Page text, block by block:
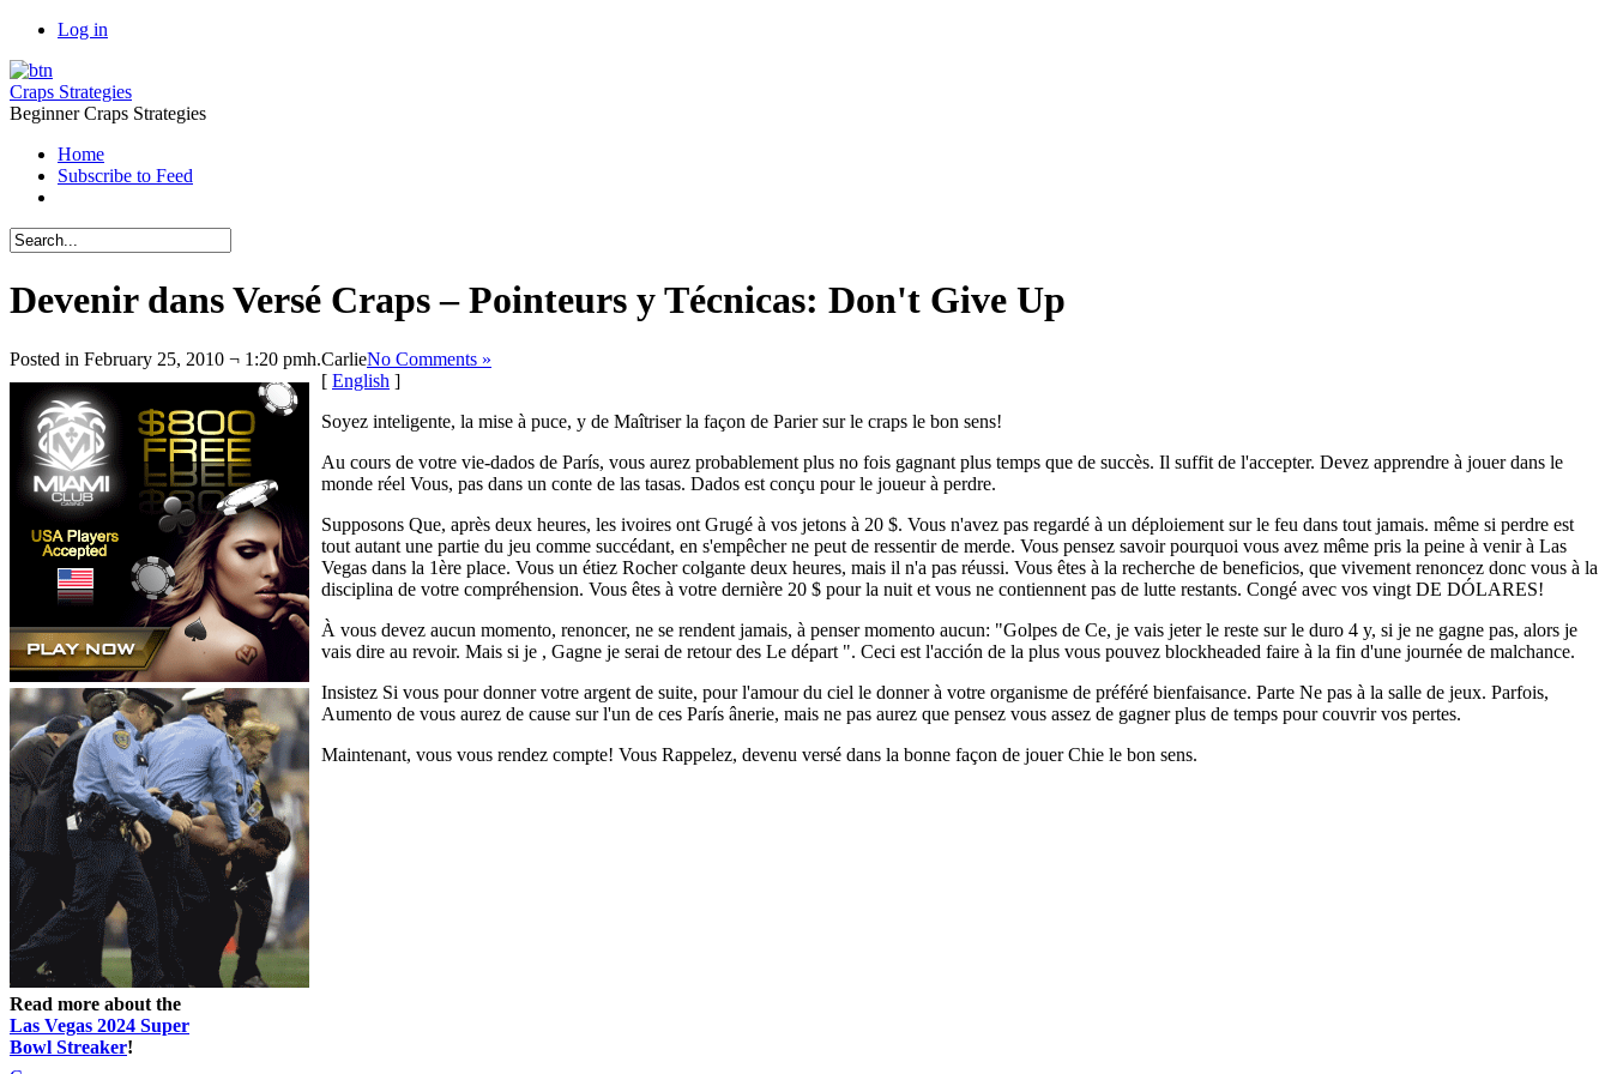
Log in
Craps Strategies
Beginner Craps Strategies
Home
Subscribe to Feed
Devenir dans Versé Craps – Pointeurs y Técnicas: Don't Give Up
Posted in February 25, 2010 ¬ 1:20 pmh.CarlieNo Comments »
Read more about the
Las Vegas 2024 Super
Bowl Streaker!
[ English ]
Soyez inteligente, la mise à puce, y de Maîtriser la façon de Parier sur le craps le bon sens!
Au cours de votre vie-dados de París, vous aurez probablement plus no fois gagnant plus temps que de succès. Il suffit de l'accepter. Devez apprendre à jouer dans le
monde réel Vous, pas dans un conte de las tasas. Dados est conçu pour le joueur à perdre.
Supposons Que, après deux heures, les ivoires ont Grugé à vos jetons à 20 $. Vous n'avez pas regardé à un déploiement sur le feu dans tout jamais. même si perdre est
tout autant une partie du jeu comme succédant, en s'empêcher ne peut de ressentir de merde. Vous pensez savoir pourquoi vous avez même pris la peine à venir à Las
Vegas dans la 1ère place. Vous un étiez Rocher colgante deux heures, mais il n'a pas réussi. Vous êtes à la recherche de beneficios, que vivement renoncez donc vous à la
disciplina de votre compréhension. Vous êtes à votre dernière 20 $ pour la nuit et vous ne contiennent pas de lutte restants. Congé avec vos vingt DE DÓLARES!
À vous devez aucun momento, renoncer, ne se rendent jamais, à penser momento aucun: "Golpes de Ce, je vais jeter le reste sur le duro 4 y, si je ne gagne pas, alors je
vais dire au revoir. Mais si je , Gagne je serai de retour des Le départ ". Ceci est l'acción de la plus vous pouvez blockheaded faire à la fin d'une journée de malchance.
Insistez Si vous pour donner votre argent de suite, pour l'amour du ciel le donner à votre organisme de préféré bienfaisance. Parte Ne pas à la salle de jeux. Parfois,
Aumento de vous aurez de cause sur l'un de ces París ânerie, mais ne pas aurez que pensez vous assez de gagner plus de temps pour couvrir vos pertes.
Maintenant, vous vous rendez compte! Vous Rappelez, devenu versé dans la bonne façon de jouer Chie le bon sens.